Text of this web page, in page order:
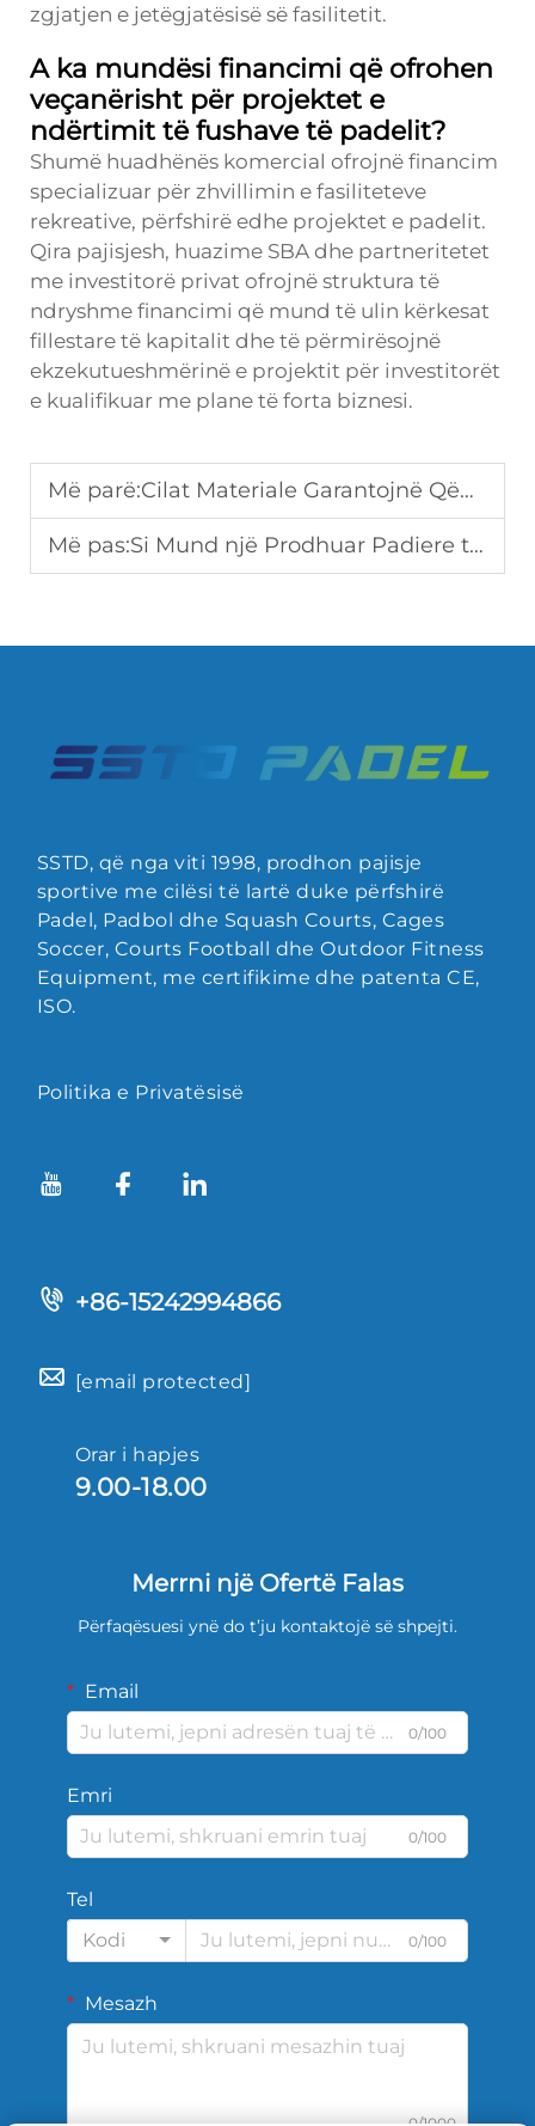
zgjatjen e jetëgjatësisë së fasilitetit.
A ka mundësi financimi që ofrohen
veçanërisht për projektet e
ndërtimit të fushave të padelit?
Shumë huadhënës komercial ofrojnë financim
specializuar për zhvillimin e fasiliteteve
rekreative, përfshirë edhe projektet e padelit.
Qira pajisjesh, huazime SBA dhe partneritetet
me investitorë privat ofrojnë struktura të
ndryshme financimi që mund të ulin kërkesat
fillestare të kapitalit dhe të përmirësojnë
ekzekutueshmërinë e projektit për investitorët
e kualifikuar me plane të forta biznesi.
Më parë:Cilat Materiale Garantojnë Qëndrueshmëri të Gjatë në Fusha Tenisi Padel?
Më pas:Si Mund një Prodhuar Padiere të Përmirësojë Qëndrueshmërinë për Klube?
SSTD, që nga viti 1998, prodhon pajisje
sportive me cilësi të lartë duke përfshirë
Padel, Padbol dhe Squash Courts, Cages
Soccer, Courts Football dhe Outdoor Fitness
Equipment, me certifikime dhe patenta CE,
ISO.
Politika e Privatësisë
+86-15242994866
[email protected]
Orar i hapjes
9.00-18.00
Merrni një Ofertë Falas
Përfaqësuesi ynë do t’ju kontaktojë së shpejti.
Email
0/100
Emri
0/100
Tel
Kodi
0/100
Mesazh